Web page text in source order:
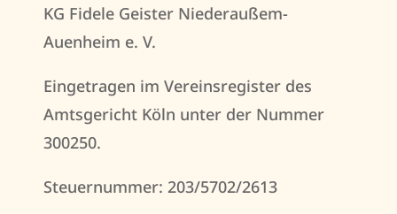
KG Fidele Geister Niederaußem-
Auenheim e. V.
Eingetragen im Vereinsregister des
Amtsgericht Köln unter der Nummer
300250.
Steuernummer: 203/5702/2613